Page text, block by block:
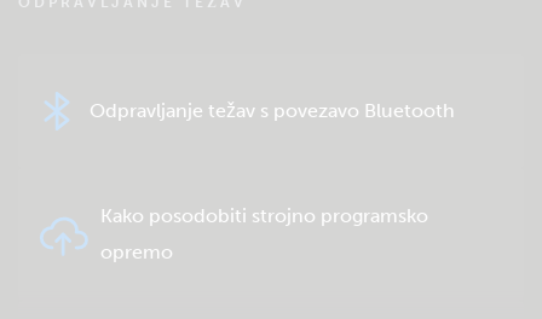
Odpravljanje težav s povezavo Bluetooth
Kako posodobiti strojno programsko
opremo